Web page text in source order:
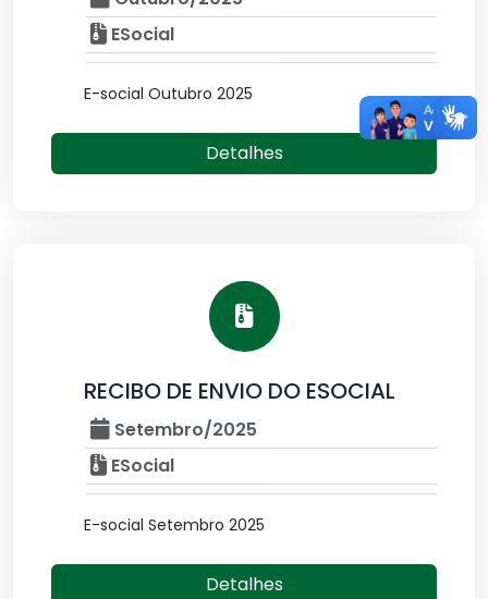
ESocial
E-social Outubro 2025
Detalhes
RECIBO DE ENVIO DO ESOCIAL
Setembro/2025
ESocial
E-social Setembro 2025
Detalhes